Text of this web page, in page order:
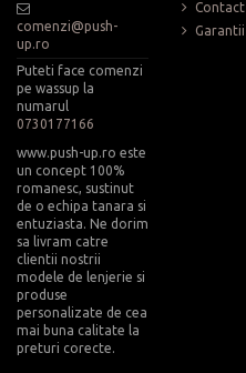
comenzi@push-
up.ro
Puteti face comenzi
pe wassup la
numarul
0730177166
www.push-up.ro este
un concept 100%
romanesc, sustinut
de o echipa tanara si
entuziasta. Ne dorim
sa livram catre
clientii nostrii
modele de lenjerie si
produse
personalizate de cea
mai buna calitate la
preturi corecte.
Contact
Garantii